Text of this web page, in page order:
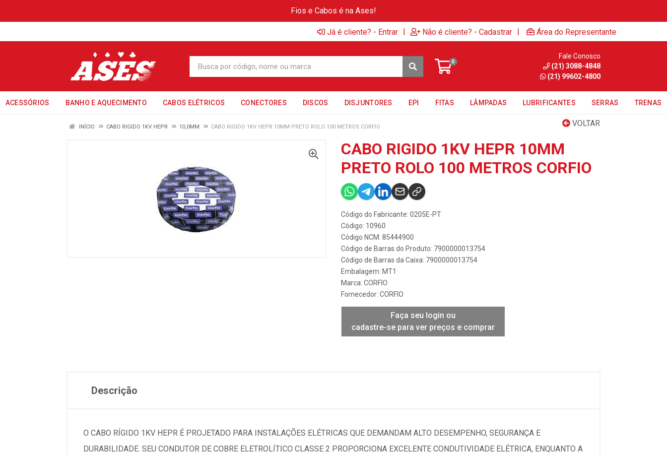
Fios e Cabos é na Ases!
Já é cliente? - Entrar | Não é cliente? - Cadastrar | Área do Representante
0
Fale Conosco
(21) 3088-4848
(21) 99602-4800
ACESSÓRIOS BANHO E AQUECIMENTO CABOS ELÉTRICOS CONECTORES DISCOS DISJUNTORES EPI FITAS LÂMPADAS LUBRIFICANTES SERRAS TRENAS
VOLTAR
INÍCIO CABO RIGIDO 1KV HEPR 10,0MM CABO RIGIDO 1KV HEPR 10MM PRETO ROLO 100 METROS CORFIO
CABO RIGIDO 1KV HEPR 10MM
PRETO ROLO 100 METROS CORFIO
Código do Fabricante: 0205E-PT
Código: 10960
Código NCM: 85444900
Código de Barras do Produto: 7900000013754
Código de Barras da Caixa: 7900000013754
Embalagem: MT1
Marca: CORFIO
Fornecedor: CORFIO
Faça seu login ou
cadastre-se para ver preços e comprar
Descrição
O CABO RÍGIDO 1KV HEPR É PROJETADO PARA INSTALAÇÕES ELÉTRICAS QUE DEMANDAM ALTO DESEMPENHO, SEGURANÇA E
DURABILIDADE. SEU CONDUTOR DE COBRE ELETROLÍTICO CLASSE 2 PROPORCIONA EXCELENTE CONDUTIVIDADE ELÉTRICA, ENQUANTO A